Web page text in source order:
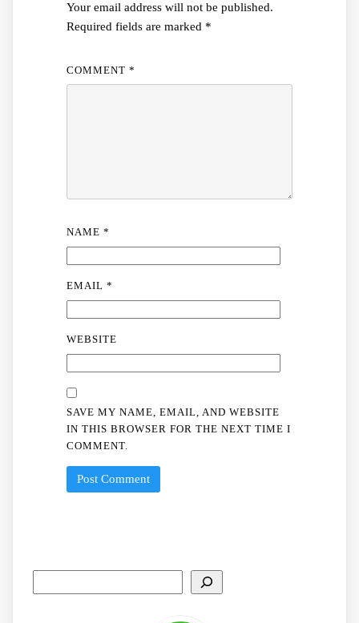
Your email address will not be published.
Required fields are marked *
COMMENT *
NAME *
EMAIL *
WEBSITE
SAVE MY NAME, EMAIL, AND WEBSITE
IN THIS BROWSER FOR THE NEXT TIME I
COMMENT.